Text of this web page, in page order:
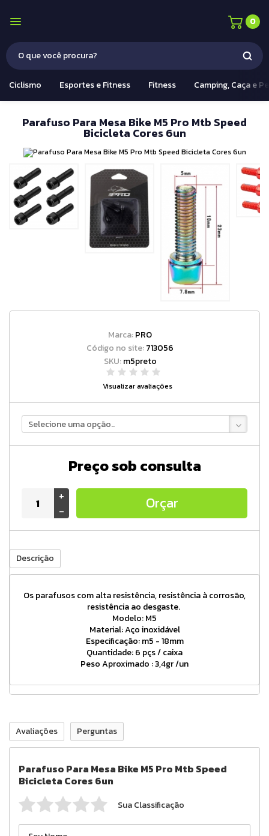
0
Ciclismo Esportes e Fitness Fitness Camping, Caça e
Parafuso Para Mesa Bike M5 Pro Mtb Speed
Bicicleta Cores 6un
Marca:PRO
Código no site:713056
SKU:m5preto
Visualizar avaliações
Selecione uma opção..
Preço sob consulta
+
-
Orçar
Descrição
Os parafusos com alta resistência, resistência à corrosão,
resistência ao desgaste.
Modelo: M5
Material: Aço inoxidável
Especificação: m5 - 18mm
Quantidade: 6 pçs / caixa
Peso Aproximado : 3,4gr /un
Avaliações Perguntas
Parafuso Para Mesa Bike M5 Pro Mtb Speed
Bicicleta Cores 6un
Sua Classificação